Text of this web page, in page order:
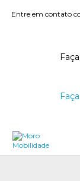
Entre em contato